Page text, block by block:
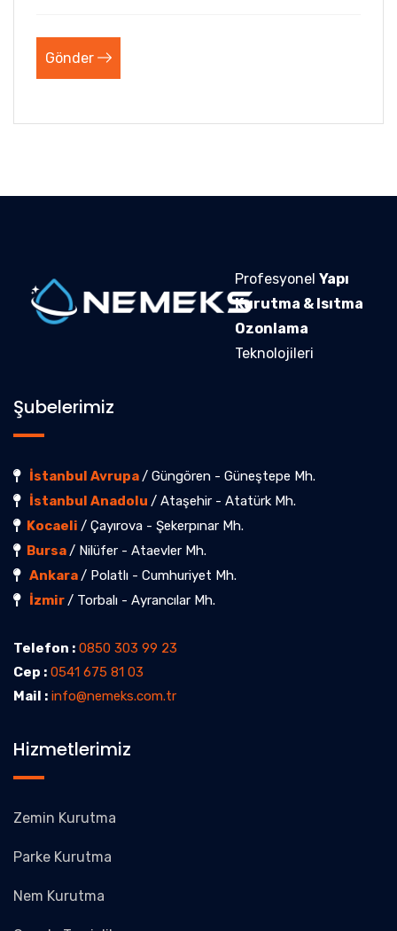
Gönder
Profesyonel Yapı
Kurutma & Isıtma
Ozonlama
Teknolojileri
Şubelerimiz
İstanbul Avrupa/ Güngören - Güneştepe Mh.
İstanbul Anadolu / Ataşehir - Atatürk Mh.
Kocaeli / Çayırova - Şekerpınar Mh.
Bursa/ Nilüfer - Ataevler Mh.
Ankara/ Polatlı - Cumhuriyet Mh.
İzmir/ Torbalı - Ayrancılar Mh.
Telefon : 0850 303 99 23
Cep : 0541 675 81 03
Mail : info@nemeks.com.tr
Hizmetlerimiz
Zemin Kurutma
Parke Kurutma
Nem Kurutma